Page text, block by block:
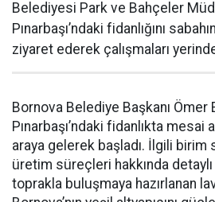
Belediyesi Park ve Bahçeler
Pınarbaşı’ndaki fidanlığını
ziyaret ederek çalışmaları
Bornova Belediye Başkanı Ömer
Pınarbaşı’ndaki fidanlıkta mesai
araya gelerek başladı. İlgili birim
üretim süreçleri hakkında
toprakla buluşmaya hazırlanan